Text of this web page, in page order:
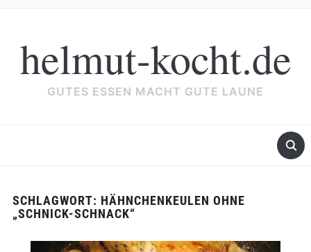
helmut-kocht.de
GUTES ESSEN MACHT GUTE LAUNE
SCHLAGWORT: HÄHNCHENKEULEN OHNE
„SCHNICK-SCHNACK“